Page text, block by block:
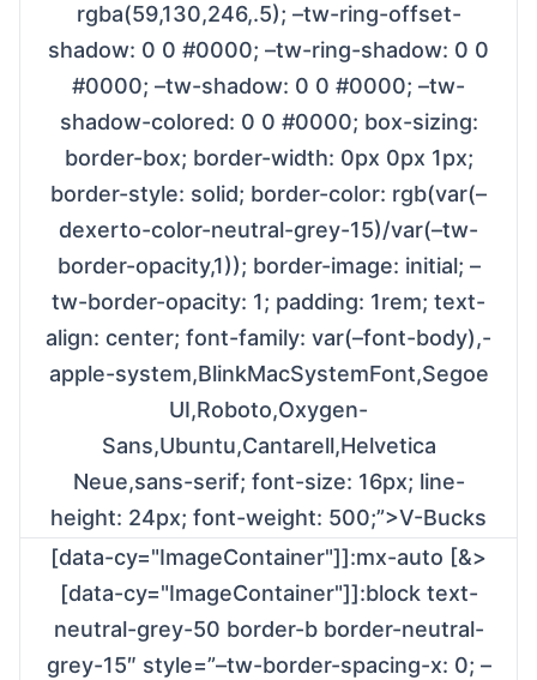
rgba(59,130,246,.5); –tw-ring-offset-
shadow: 0 0 #0000; –tw-ring-shadow: 0 0
#0000; –tw-shadow: 0 0 #0000; –tw-
shadow-colored: 0 0 #0000; box-sizing:
border-box; border-width: 0px 0px 1px;
border-style: solid; border-color: rgb(var(–
dexerto-color-neutral-grey-15)/var(–tw-
border-opacity,1)); border-image: initial; –
tw-border-opacity: 1; padding: 1rem; text-
align: center; font-family: var(–font-body),-
apple-system,BlinkMacSystemFont,Segoe
UI,Roboto,Oxygen-
Sans,Ubuntu,Cantarell,Helvetica
Neue,sans-serif; font-size: 16px; line-
height: 24px; font-weight: 500;”>V-Bucks
[data-cy="ImageContainer"]]:mx-auto [&>
[data-cy="ImageContainer"]]:block text-
neutral-grey-50 border-b border-neutral-
grey-15″ style=”–tw-border-spacing-x: 0; –